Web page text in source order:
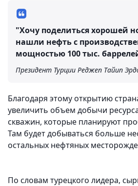
"Хочу поделиться хорошей
нашли нефть с
мощностью 100 тыс.
Президент Турции Реджеп Тайип
Благодаря этому открытию
увеличить объем добычи
скважин, которые планируют
Там будет добываться больше
остальных нефтяных
По словам турецкого лидера,